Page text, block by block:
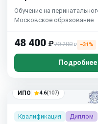
Обучение на
Московское образование
48 400 ₽70 200₽ −31%
Подробнее
ИПО 4.6(107)
Квалификация Диплом